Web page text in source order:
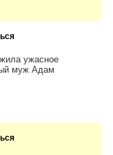
ужасное
муж Адам